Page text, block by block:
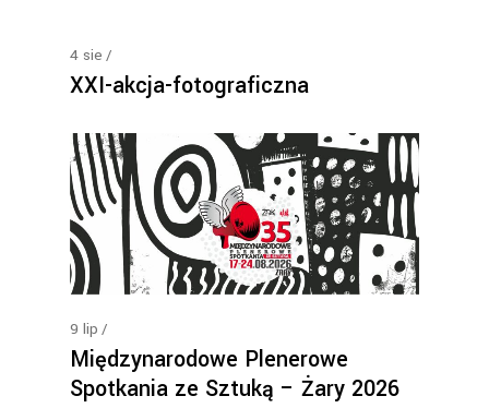
4 sie
XXI-akcja-fotograficzna
9 lip
Międzynarodowe Plenerowe
Spotkania ze Sztuką – Żary 2026